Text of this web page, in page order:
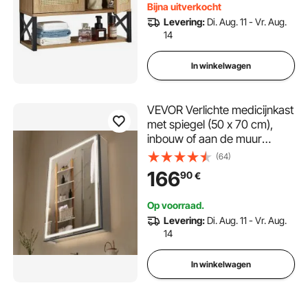
Bijna uitverkocht
Levering: Di. Aug. 11 - Vr. Aug.
14
In winkelwagen
VEVOR Verlichte medicijnkast
met spiegel (50 x 70 cm),
inbouw of aan de muur
bevestigd, 3-kleuren
dimbare LED-badkamerkast
met vloerverlichting,
(64)
16690€
Op voorraad.
Levering: Di. Aug. 11 - Vr. Aug.
14
In winkelwagen